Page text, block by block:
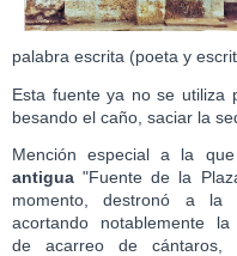
palabra escrita (poeta y
Esta fuente ya no se utiliza
besando el caño, saciar la
Mención especial a la
antigua "Fuente de la
momento, destronó a la
acortando notablemente la
de acarreo de cántaros,